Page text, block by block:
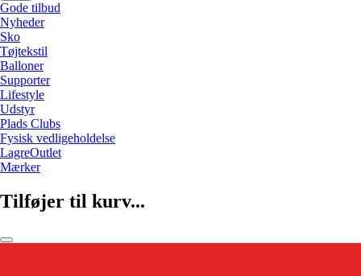
Gode tilbud
Nyheder
Sko
Tøjtekstil
Balloner
Supporter
Lifestyle
Udstyr
Plads Clubs
Fysisk vedligeholdelse
LagreOutlet
Mærker
Tilføjer til kurv...